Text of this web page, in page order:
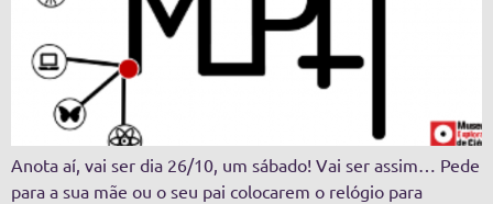
Anota aí, vai ser dia 26/10, um sábado! Vai ser assim… Pede
para a sua mãe ou o seu pai colocarem o relógio para